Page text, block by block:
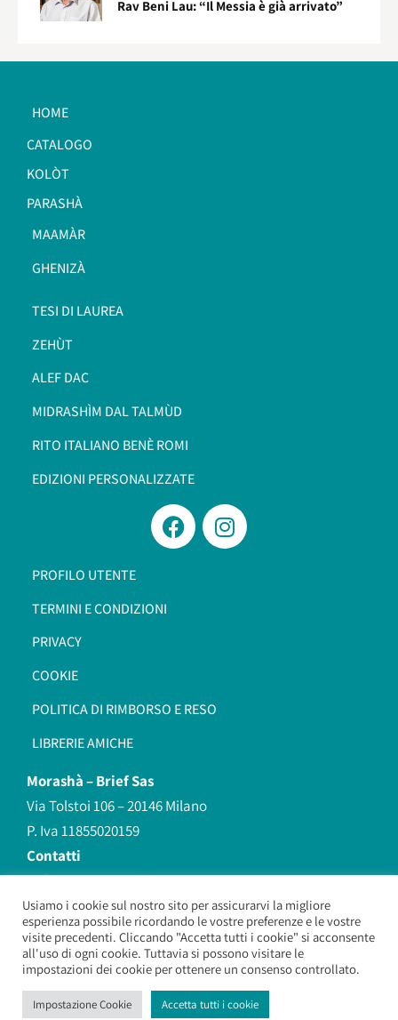
Rav Beni Lau: “Il Messia è già arrivato”
HOME
CATALOGO
KOLÒT
PARASHÀ
MAAMÀR
GHENIZÀ
TESI DI LAUREA
ZEHÙT
ALEF DAC
MIDRASHÌM DAL TALMÙD
RITO ITALIANO BENÈ ROMI​
EDIZIONI PERSONALIZZATE
PROFILO UTENTE
TERMINI E CONDIZIONI
PRIVACY
COOKIE
POLITICA DI RIMBORSO E RESO
LIBRERIE AMICHE
Morashà –Brief Sas
Via Tolstoi 106 – 20146 Milano
P. Iva 11855020159
Contatti
redazione@morasha.it
339 8596707
(anche Whatsapp)
Morashà – Brief Sas – Copyright 2026. All Rights Reserved.
Usiamo i cookie sul nostro sito per assicurarvi la migliore
esperienza possibile ricordando le vostre preferenze e le vostre
visite precedenti. Cliccando "Accetta tutti i cookie" si acconsente
all'uso di ogni cookie. Tuttavia si possono visitare le
impostazioni dei cookie per ottenere un consenso controllato.
Impostazione Cookie Accetta tutti i cookie